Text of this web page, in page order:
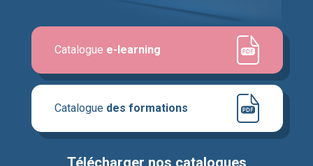
Catalogue des formations
Catalogue e-learning